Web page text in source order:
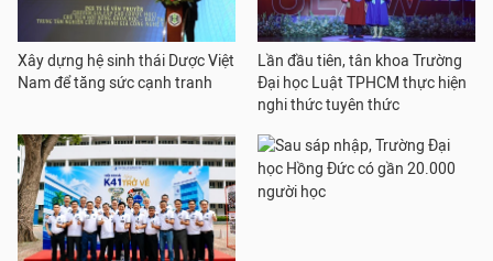
Xây dựng hệ sinh thái Dược Việt
Nam để tăng sức cạnh tranh
Lần đầu tiên, tân khoa Trường
Đại học Luật TPHCM thực hiện
nghi thức tuyên thức